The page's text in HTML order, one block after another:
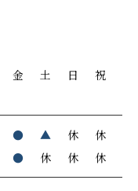
金 土 日 祝
● ▲ 休
休
● 休 休 休